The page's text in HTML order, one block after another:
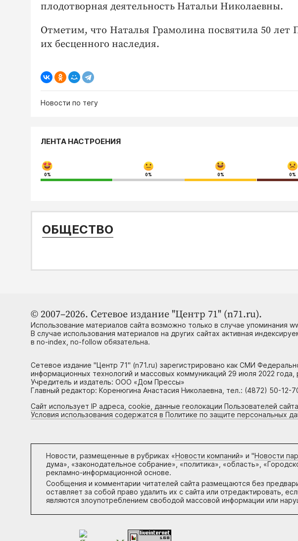
плодотворная деятельность Натальи Николаевны.
Отметим, что Наталья Грамолина посвятила 50
их бесценного наследия.
Новости по тегу
ЛЕНТА НАСТРОЕНИЯ
0% 0% 0% 0%
ОБЩЕСТВО
© 2007–2026. Сетевое издание "Центр 71" (n71.ru).
Использование материалов сайта возможно только в случае упоминания
В случае использования материалов на других сайтах активная
в no-index, no-follow обязательна.
Сетевое издание "Центр 71" (n71.ru) зарегистрировано как СМИ
информационных технологий и массовых коммуникаций 29 июля 2022
Учредитель и издатель: ООО «Дом Прессы»
Главный редактор: Коренюгина Анастасия Николаевна, тел.: (4872) 50-12-
Сайт использует IP адреса, cookie, данные геолокации Пользователей
Условия использования содержатся в Политике по защите персональных
Новости, размещенные в рубриках «Новости компаний» и "Новости
дума», «законодательное собрание», «политика», «область»,
рекламно-информационной основе.
Сообщения и комментарии читателей сайта размещаются без
оставляет за собой право удалить их с сайта или отредактировать,
являются злоупотреблением свободой массовой информации или